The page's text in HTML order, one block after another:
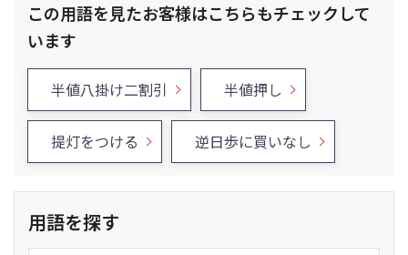
この用語を見たお客様はこちらもチェックして
います
半値八掛け二割引 半値押し
提灯をつける 逆日歩に買いなし
用語を探す